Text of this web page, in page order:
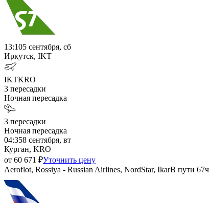
13:105 сентября, сб
Иркутск, IKT
IKTKRO
3 пересадки
Ночная пересадка
3 пересадки
Ночная пересадка
04:358 сентября, вт
Курган, KRO
от 60 671 ₽Уточнить цену
Aeroflot, Rossiya - Russian Airlines, NordStar, IkarВ пути 67ч